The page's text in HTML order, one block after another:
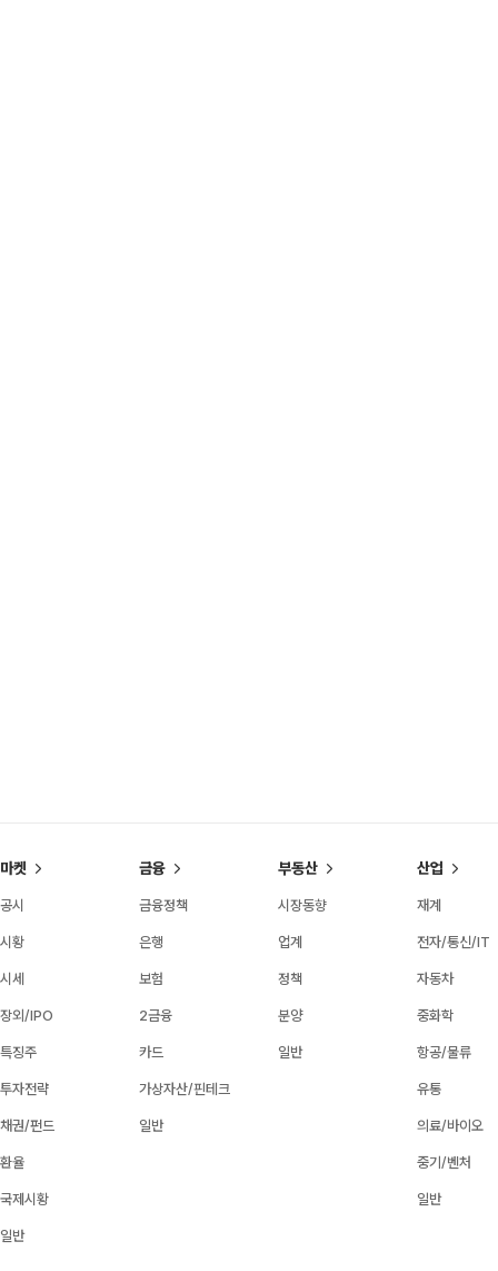
마켓
공시
시황
시세
장외/IPO
특징주
투자전략
채권/펀드
환율
국제시황
일반
금융
금융정책
은행
보험
2금융
카드
가상자산/핀테크
일반
부동산
시장동향
업계
정책
분양
일반
산업
재계
전자/통신/IT
자동차
중화학
항공/물류
유통
의료/바이오
중기/벤처
일반